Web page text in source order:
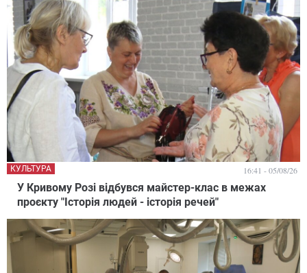
У Кривому Розі відбувся майстер-клас в межах
проєкту "Історія людей - історія речей"
КУЛЬТУРА 16:41 - 05/08/26